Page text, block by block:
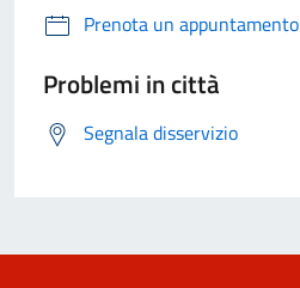
Prenota un appuntamento
Problemi in città
Segnala disservizio